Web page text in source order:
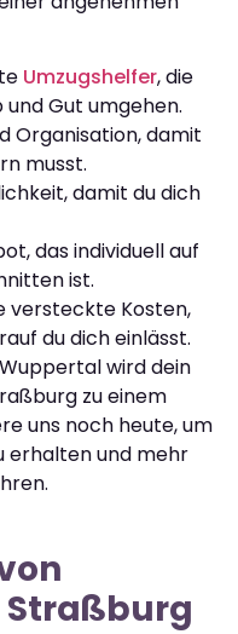
Umzugshelfer, die
Gut umgehen.
Organisation, damit
musst.
damit du dich
das individuell auf
ist.
versteckte Kosten,
du dich einlässt.
wird dein
zu einem
uns noch heute, um
erhalten und mehr